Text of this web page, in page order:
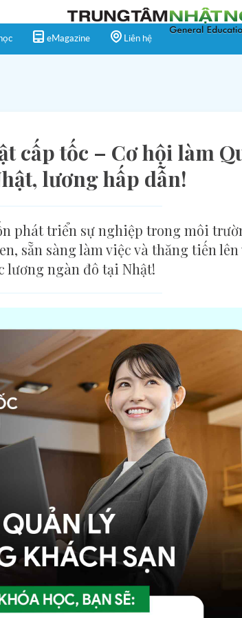
eMagazine Liên hệ
cấp tốc – Cơ hội làm
lương hấp dẫn!
phát triển sự nghiệp trong môi
sẵn sàng làm việc và thăng tiến
lương ngàn đô tại Nhật!